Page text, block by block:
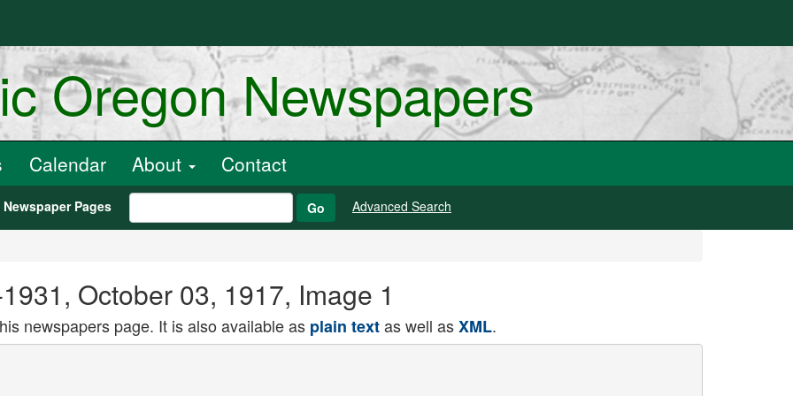
Oregon Newspapers
Calendar About Contact
Newspaper Pages Go Advanced Search
October 03, 1917, Image 1
newspapers page. It is also available as plain textas well asXML.